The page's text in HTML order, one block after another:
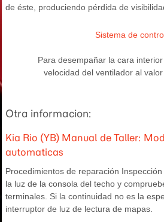
de éste, produciendo pérdida de
Sistema de
Para desempañar la cara
velocidad del ventilador al
Otra informacion:
Kia Rio (YB) Manual de Taller:
automaticas
Procedimientos de reparación
la luz de la consola del techo y
terminales. Si la continuidad no es la
interruptor de luz de lectura de mapas.